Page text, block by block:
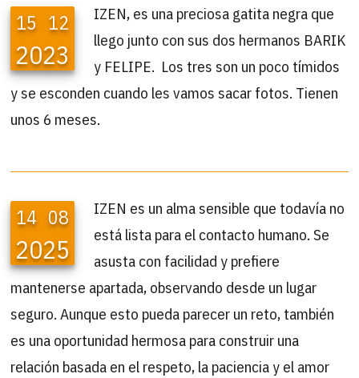
15 12
2023
IZEN, es una preciosa gatita negra que
llego junto con sus dos hermanos BARIK
y FELIPE. Los tres son un poco tímidos
y se esconden cuando les vamos sacar fotos. Tienen
unos 6 meses.
14 08
2025
IZEN es un alma sensible que todavía no
está lista para el contacto humano. Se
asusta con facilidad y prefiere
mantenerse apartada, observando desde un lugar
seguro. Aunque esto pueda parecer un reto, también
es una oportunidad hermosa para construir una
relación basada en el respeto, la paciencia y el amor